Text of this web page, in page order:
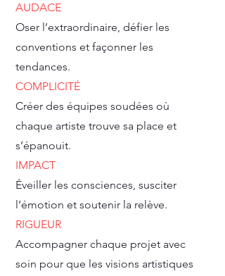
AUDACE
Oser l’extraordinaire, défier les
conventions et façonner les
tendances.
COMPLICITÉ
Créer des équipes soudées où
chaque artiste trouve sa place et
s’épanouit.
IMPACT
Éveiller les consciences, susciter
l’émotion et soutenir la relève.
RIGUEUR
Accompagner chaque projet avec
soin pour que les visions artistiques